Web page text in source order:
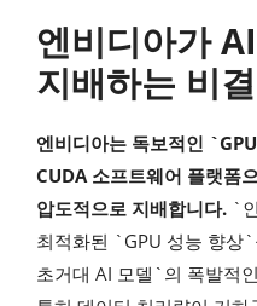
엔비디아가
지배하는 비
엔비디아는 독보적인
CUDA 소프트웨어 플랫폼
압도적으로 지배합니다. `
최적화된 `GPU 성능 향상
초거대 AI 모델`의 폭발적